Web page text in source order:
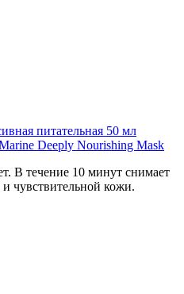
питательная 50 мл
Deeply Nourishing Mask
В течение 10 минут снимает
чувствительной кожи.